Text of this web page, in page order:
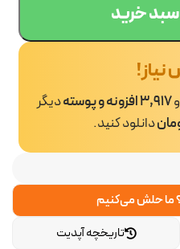
ما حلش می‌کنیم
تاریخچه آپدیت
سبد خرید
نیاز!
3,917 افزونه و پوسته
دیگر
دانلود کنید.